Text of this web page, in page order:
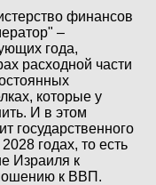
финансов
–
года,
расходной части
которые у
И в этом
государственного
годах, то есть
Израиля к
к ВВП.